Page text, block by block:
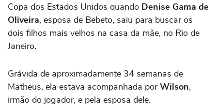
Copa dos Estados Unidos quando Denise Gama de
Oliveira, esposa de Bebeto, saiu para buscar os
dois filhos mais velhos na casa da mãe, no Rio de
Janeiro.
Grávida de aproximadamente 34 semanas de
Matheus, ela estava acompanhada porWilson,
irmão do jogador, e pela esposa dele.